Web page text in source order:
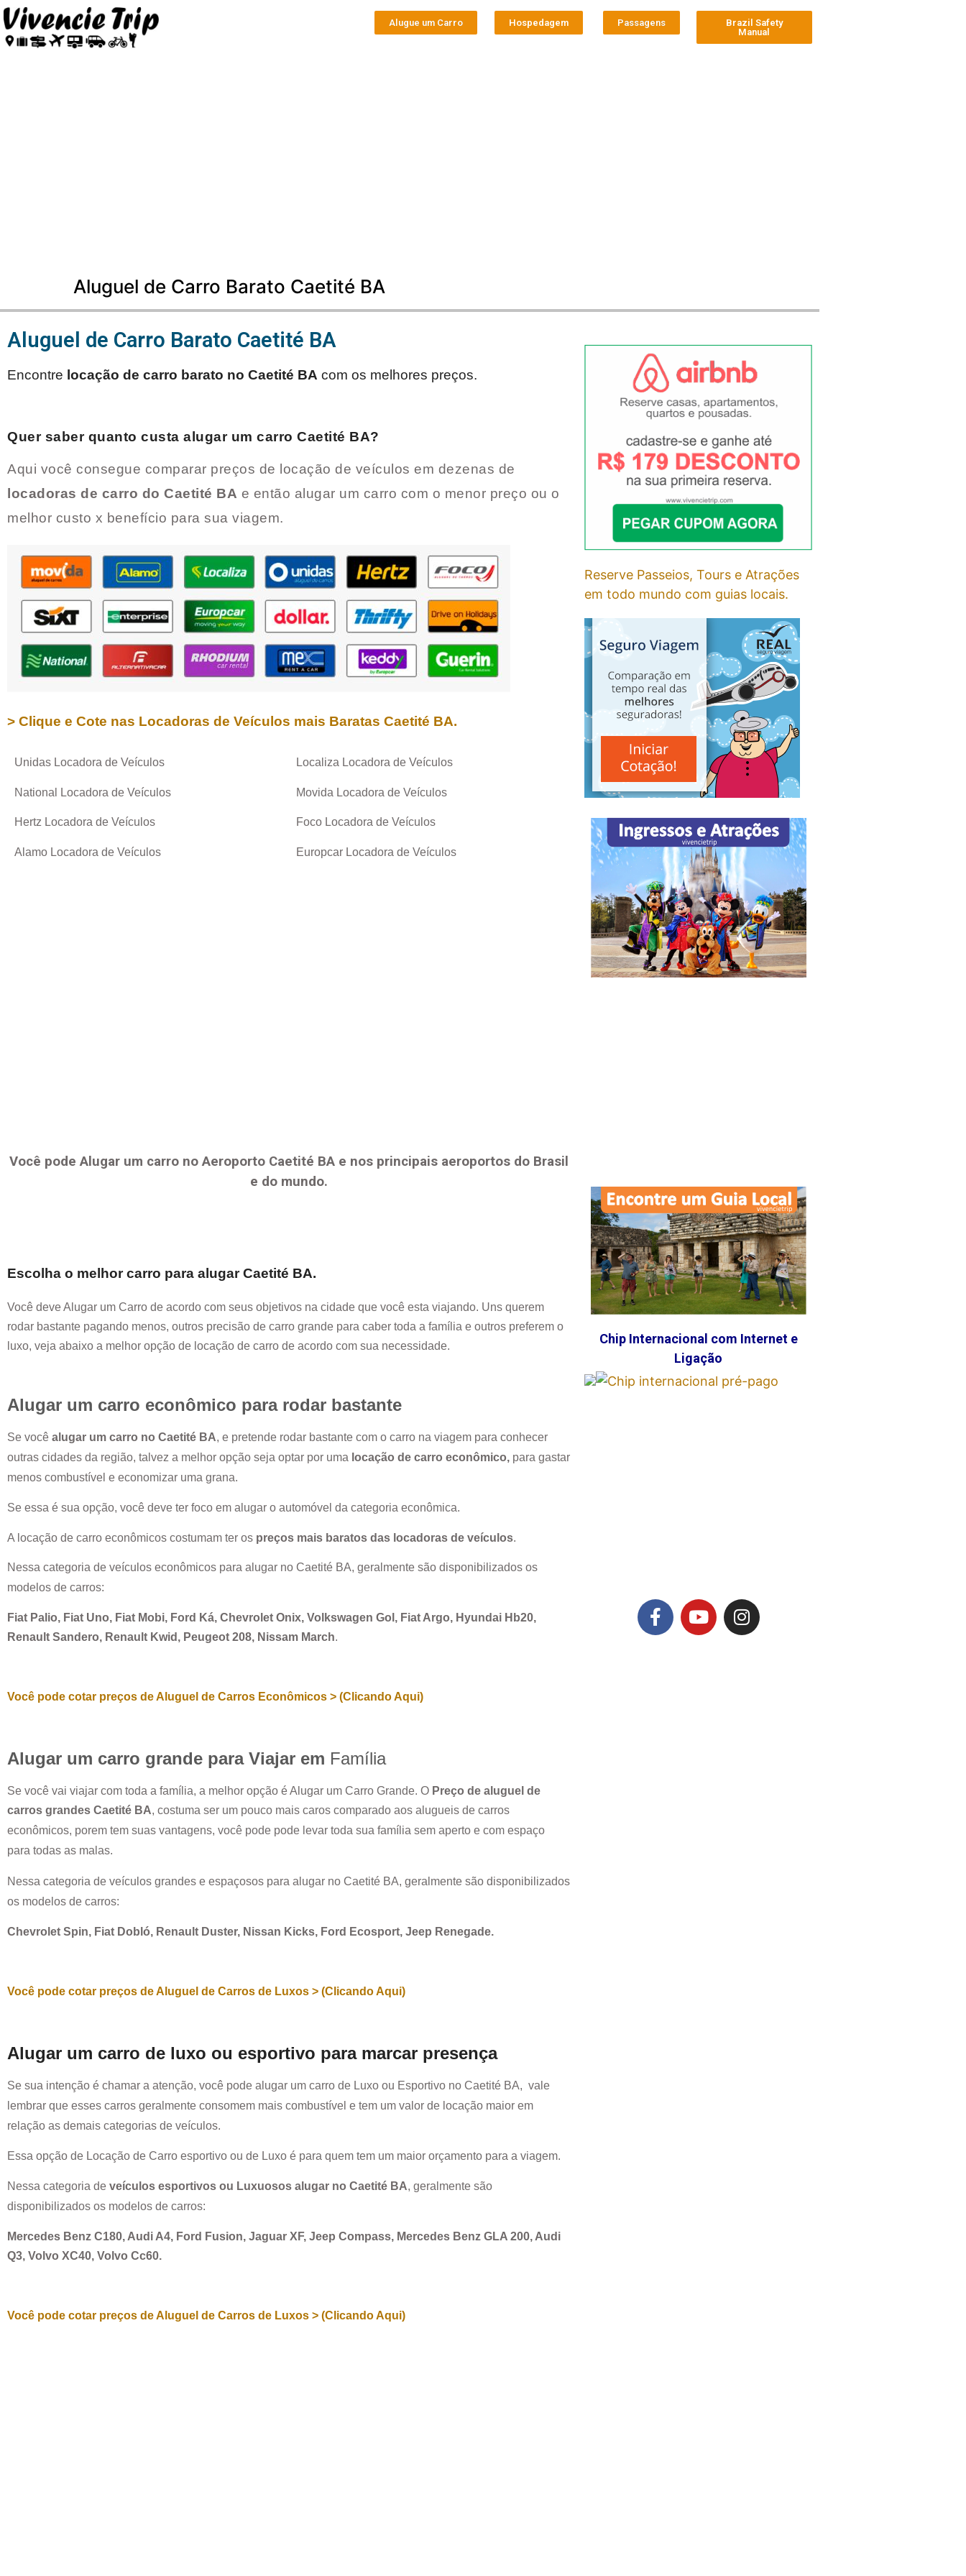
Alugue um Carro Hospedagem Passagens
Brazil Safety
Manual
Aluguel de Carro Barato Caetité BA
Aluguel de Carro Barato Caetité BA
Encontre locação de carro barato no Caetité BA com os melhores preços.
Quer saber quanto custa alugar um carro Caetité BA?
Aqui você consegue comparar preços de locação de veículos em dezenas de
locadoras de carro do Caetité BA e então alugar um carro com o menor preço ou o
melhor custo x benefício para sua viagem.
> Clique e Cote nas Locadoras de Veículos mais Baratas Caetité BA.
Unidas Locadora de Veículos
National Locadora de Veículos
Hertz Locadora de Veículos
Alamo Locadora de Veículos
Localiza Locadora de Veículos
Movida Locadora de Veículos
Foco Locadora de Veículos
Europcar Locadora de Veículos
Você pode Alugar um carro no Aeroporto Caetité BAe nos principais aeroportos do Brasil
e do mundo.
Escolha o melhor carro para alugarCaetité BA.
Você deve Alugar um Carro de acordo com seus objetivos na cidade que você esta viajando. Uns querem
rodar bastante pagando menos, outros precisão de carro grande para caber toda a família e outros preferem o
luxo, veja abaixo a melhor opção de locação de carro de acordo com sua necessidade.
Alugar um carro econômico para rodar bastante
Se você alugar um carro no Caetité BA, e pretende rodar bastante com o carro na viagem para conhecer
outras cidades da região, talvez a melhor opção seja optar por uma locação de carro econômico, para gastar
menos combustível e economizar uma grana.
Se essa é sua opção, você deve ter foco em alugar o automóvel da categoria econômica.
A locação de carro econômicos costumam ter os preços mais baratos das locadoras de veículos.
Nessa categoria de veículos econômicos para alugar no Caetité BA, geralmente são disponibilizados os
modelos de carros:
Fiat Palio, Fiat Uno, Fiat Mobi, Ford Ká, Chevrolet Onix, Volkswagen Gol, Fiat Argo, Hyundai Hb20,
Renault Sandero, Renault Kwid, Peugeot 208, Nissam March.
Você pode cotar preços de Aluguel de Carros Econômicos > (Clicando Aqui)
Alugar um carro grande para Viajar em Família
Se você vai viajar com toda a família, a melhor opção é Alugar um Carro Grande. O Preço de aluguel de
carros grandes Caetité BA, costuma ser um pouco mais caros comparado aos alugueis de carros
econômicos, porem tem suas vantagens, você pode pode levar toda sua família sem aperto e com espaço
para todas as malas.
Nessa categoria de veículos grandes e espaçosos para alugar no Caetité BA, geralmente são disponibilizados
os modelos de carros:
Chevrolet Spin, Fiat Dobló, Renault Duster, Nissan Kicks, Ford Ecosport, Jeep Renegade.
Você pode cotar preços de Aluguel de Carros de Luxos > (Clicando Aqui)
Alugar um carro de luxo ou esportivo para marcar presença
Se sua intenção é chamar a atenção, você pode alugar um carro de Luxo ou Esportivo no Caetité BA, vale
lembrar que esses carros geralmente consomem mais combustível e tem um valor de locação maior em
relação as demais categorias de veículos.
Essa opção de Locação de Carro esportivo ou de Luxo é para quem tem um maior orçamento para a viagem.
Nessa categoria de veículos esportivos ou Luxuosos alugar no Caetité BA, geralmente são
disponibilizados os modelos de carros:
Mercedes Benz C180, Audi A4, Ford Fusion, Jaguar XF, Jeep Compass, Mercedes Benz GLA 200, Audi
Q3, Volvo XC40, Volvo Cc60.
Você pode cotar preços de Aluguel de Carros de Luxos > (Clicando Aqui)
Reserve Passeios, Tours e Atrações
em todo mundo com guias locais.
Chip Internacional com Internet e
Ligação